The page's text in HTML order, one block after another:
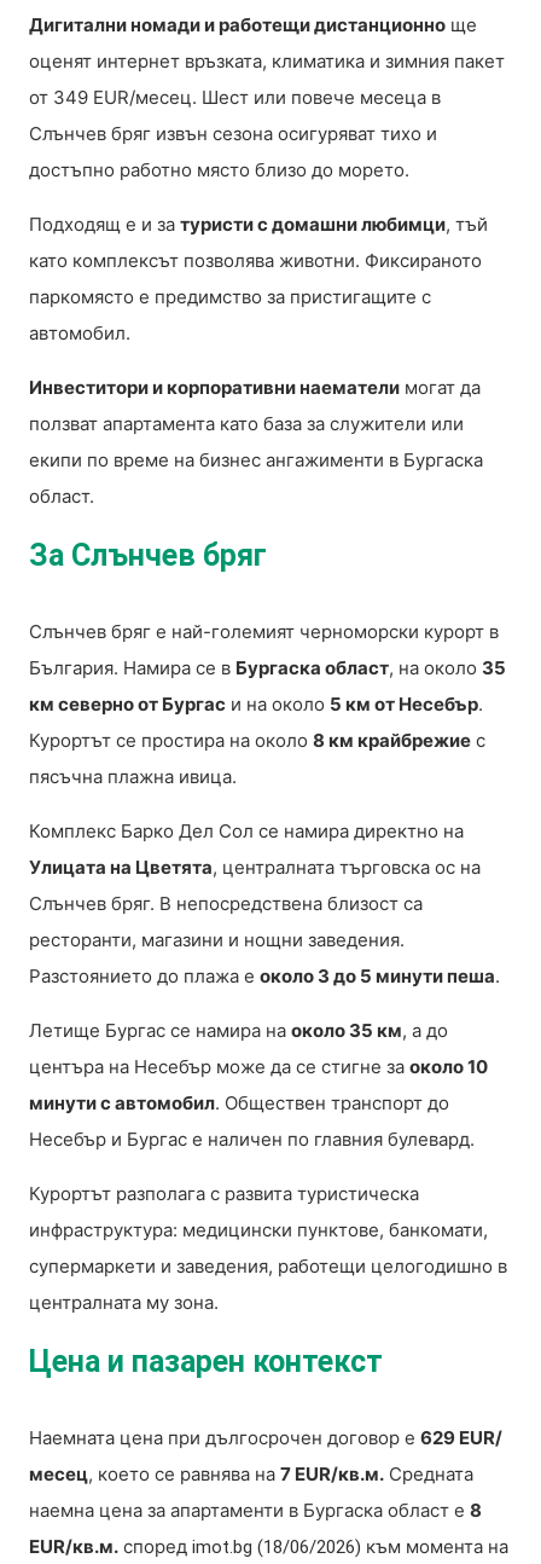
Дигитални номади и работещи дистанционно ще
оценят интернет връзката, климатика и зимния пакет
от 349 EUR/месец. Шест или повече месеца в
Слънчев бряг извън сезона осигуряват тихо и
достъпно работно място близо до морето.
Подходящ е и за туристи с домашни любимци, тъй
като комплексът позволява животни. Фиксираното
паркомясто е предимство за пристигащите с
автомобил.
Инвеститори и корпоративни наематели могат да
ползват апартамента като база за служители или
екипи по време на бизнес ангажименти в Бургаска
област.
За Слънчев бряг
Слънчев бряг е най-големият черноморски курорт в
България. Намира се в Бургаска област, на около 35
км северно от Бургас и на около 5 км от Несебър.
Курортът се простира на около 8 км крайбрежие с
пясъчна плажна ивица.
Комплекс Барко Дел Сол се намира директно на
Улицата на Цветята, централната търговска ос на
Слънчев бряг. В непосредствена близост са
ресторанти, магазини и нощни заведения.
Разстоянието до плажа е около 3 до 5 минути пеша.
Летище Бургас се намира на около 35 км, а до
центъра на Несебър може да се стигне за около 10
минути с автомобил. Обществен транспорт до
Несебър и Бургас е наличен по главния булевард.
Курортът разполага с развита туристическа
инфраструктура: медицински пунктове, банкомати,
супермаркети и заведения, работещи целогодишно в
централната му зона.
Цена и пазарен контекст
Наемната цена при дългосрочен договор е 629 EUR/
месец, което се равнява на 7 EUR/кв.м. Средната
наемна цена за апартаменти в Бургаска област е 8
EUR/кв.м. според imot.bg (18/06/2026) към момента на